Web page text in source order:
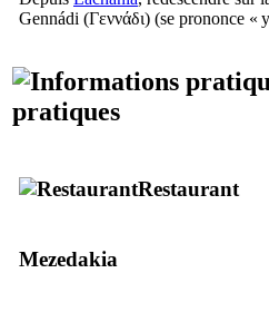
Gennádi (Γεννάδι) (se prononce «
pratiques
Restaurant
Mezedakia